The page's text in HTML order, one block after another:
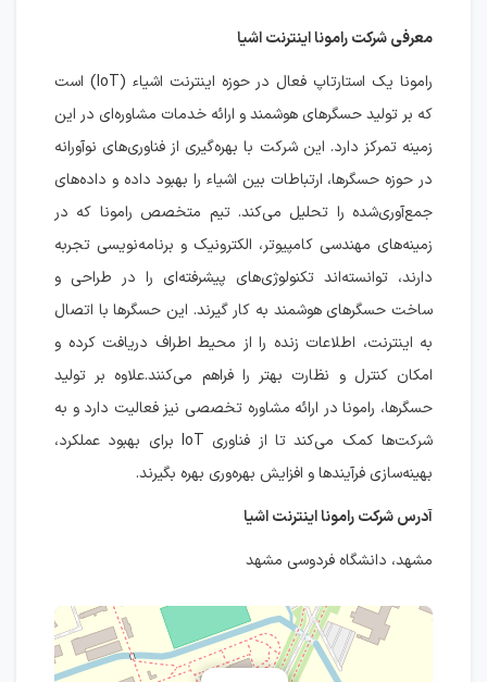
معرفی شرکت رامونا اینترنت اشیا
رامونا یک استارتاپ فعال در حوزه اینترنت اشیاء (IoT) است
که بر تولید حسگرهای هوشمند و ارائه خدمات مشاوره‌ای در این
زمینه تمرکز دارد. این شرکت با بهره‌گیری از فناوری‌های نوآورانه
در حوزه حسگرها، ارتباطات بین اشیاء را بهبود داده و داده‌های
جمع‌آوری‌شده را تحلیل می‌کند. تیم متخصص رامونا که در
زمینه‌های مهندسی کامپیوتر، الکترونیک و برنامه‌نویسی تجربه
دارند، توانسته‌اند تکنولوژی‌های پیشرفته‌ای را در طراحی و
ساخت حسگرهای هوشمند به کار گیرند. این حسگرها با اتصال
به اینترنت، اطلاعات زنده را از محیط اطراف دریافت کرده و
امکان کنترل و نظارت بهتر را فراهم می‌کنند.علاوه بر تولید
حسگرها، رامونا در ارائه مشاوره تخصصی نیز فعالیت دارد و به
شرکت‌ها کمک می‌کند تا از فناوری IoT برای بهبود عملکرد،
بهینه‌سازی فرآیندها و افزایش بهره‌وری بهره بگیرند.
آدرس شرکت رامونا اینترنت اشیا
مشهد، دانشگاه فردوسی مشهد